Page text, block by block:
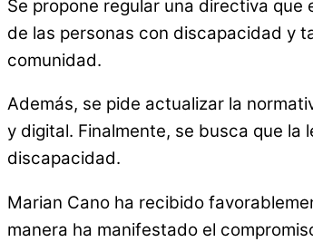
Se propone regular una directiva que
de las personas con discapacidad y
comunidad.
Además, se pide actualizar la
y digital. Finalmente, se busca que la
discapacidad.
Marian Cano ha recibido
manera ha manifestado el